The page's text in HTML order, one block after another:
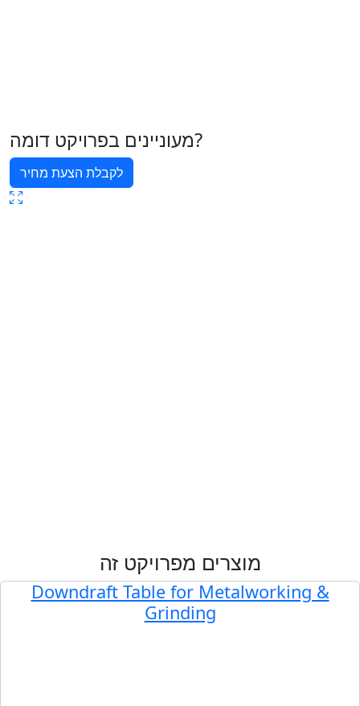
מעוניינים בפרויקט דומה?
לקבלת הצעת מחיר
מוצרים מפרויקט זה
Downdraft Table for Metalworking &
Grinding